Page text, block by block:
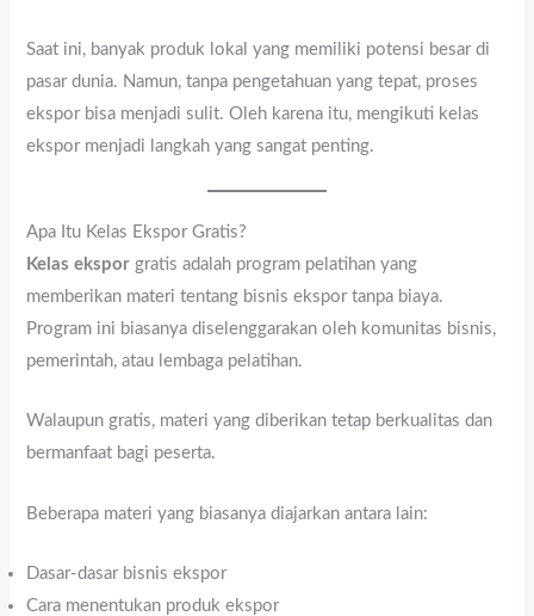
Saat ini, banyak produk lokal yang memiliki potensi besar di
pasar dunia. Namun, tanpa pengetahuan yang tepat, proses
ekspor bisa menjadi sulit. Oleh karena itu, mengikuti kelas
ekspor menjadi langkah yang sangat penting.
Apa Itu Kelas Ekspor Gratis?
Kelas ekspor gratis adalah program pelatihan yang
memberikan materi tentang bisnis ekspor tanpa biaya.
Program ini biasanya diselenggarakan oleh komunitas bisnis,
pemerintah, atau lembaga pelatihan.
Walaupun gratis, materi yang diberikan tetap berkualitas dan
bermanfaat bagi peserta.
Beberapa materi yang biasanya diajarkan antara lain:
Dasar-dasar bisnis ekspor
Cara menentukan produk ekspor